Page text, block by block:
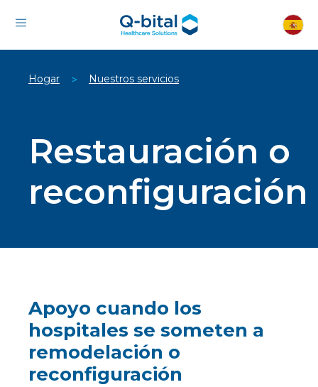
Hogar > Nuestros servicios
Restauración o
reconfiguración
Apoyo cuando los
hospitales se someten a
remodelación o
reconfiguración